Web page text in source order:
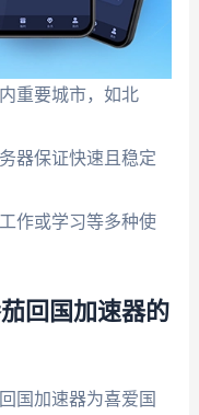
重要城市，如北
器保证快速且稳定
作或学习等多种使
回国加速器的
国加速器为喜爱国